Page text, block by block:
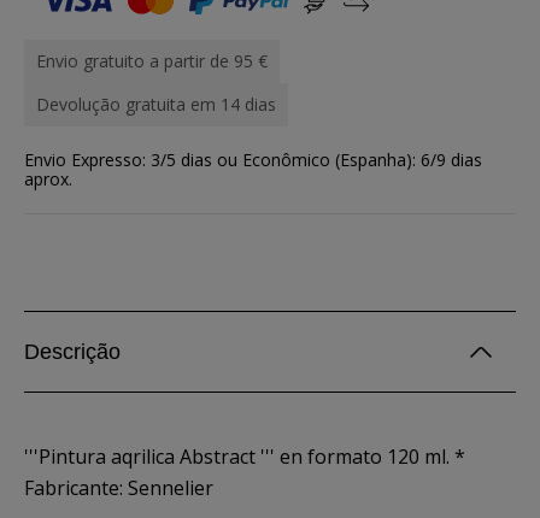
Envio gratuito a partir de 95 €
Devolução gratuita em 14 dias
Envio Expresso: 3/5 dias ou Econômico (Espanha): 6/9 dias
aprox.
Descrição
'''Pintura aqrilica Abstract ''' en formato 120 ml. *
Fabricante: Sennelier